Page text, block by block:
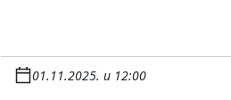
01.11.2025. u 12:00